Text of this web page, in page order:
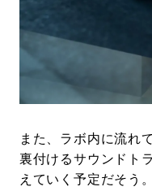
また、ラボ内に流れ
裏付けるサウンドト
えていく予定だそう